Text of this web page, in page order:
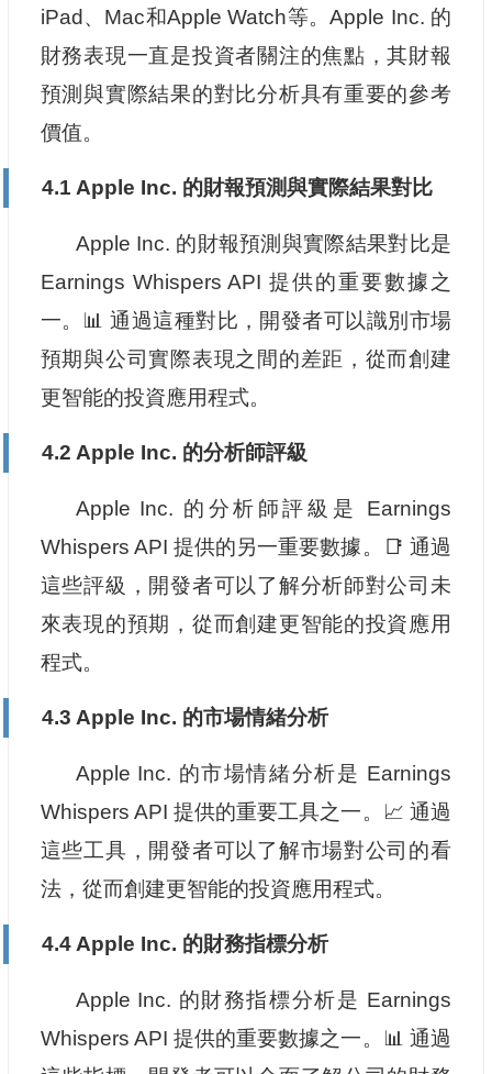
iPad、Mac和Apple Watch等。Apple Inc. 的
財務表現一直是投資者關注的焦點，其財報
預測與實際結果的對比分析具有重要的參考
價值。
4.1 Apple Inc. 的財報預測與實際結果對比
Apple Inc. 的財報預測與實際結果對比是
Earnings Whispers API 提供的重要數據之
一。📊 通過這種對比，開發者可以識別市場
預期與公司實際表現之間的差距，從而創建
更智能的投資應用程式。
4.2 Apple Inc. 的分析師評級
Apple Inc. 的分析師評級是 Earnings
Whispers API 提供的另一重要數據。📑 通過
這些評級，開發者可以了解分析師對公司未
來表現的預期，從而創建更智能的投資應用
程式。
4.3 Apple Inc. 的市場情緒分析
Apple Inc. 的市場情緒分析是 Earnings
Whispers API 提供的重要工具之一。📈 通過
這些工具，開發者可以了解市場對公司的看
法，從而創建更智能的投資應用程式。
4.4 Apple Inc. 的財務指標分析
Apple Inc. 的財務指標分析是 Earnings
Whispers API 提供的重要數據之一。📊 通過